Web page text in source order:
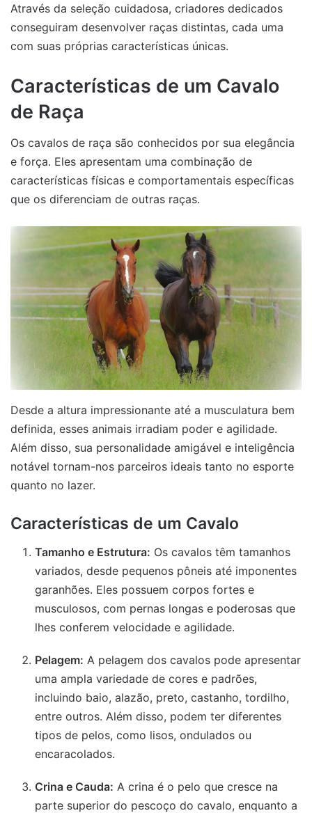
Através da seleção cuidadosa, criadores dedicados
conseguiram desenvolver raças distintas, cada uma
com suas próprias características únicas.
Características de um Cavalo
de Raça
Os cavalos de raça são conhecidos por sua elegância
e força. Eles apresentam uma combinação de
características físicas e comportamentais específicas
que os diferenciam de outras raças.
Desde a altura impressionante até a musculatura bem
definida, esses animais irradiam poder e agilidade.
Além disso, sua personalidade amigável e inteligência
notável tornam-nos parceiros ideais tanto no esporte
quanto no lazer.
Características de um Cavalo
Tamanho e Estrutura: Os cavalos têm tamanhos
variados, desde pequenos pôneis até imponentes
garanhões. Eles possuem corpos fortes e
musculosos, com pernas longas e poderosas que
lhes conferem velocidade e agilidade.
Pelagem: A pelagem dos cavalos pode apresentar
uma ampla variedade de cores e padrões,
incluindo baio, alazão, preto, castanho, tordilho,
entre outros. Além disso, podem ter diferentes
tipos de pelos, como lisos, ondulados ou
encaracolados.
Crina e Cauda: A crina é o pelo que cresce na
parte superior do pescoço do cavalo, enquanto a